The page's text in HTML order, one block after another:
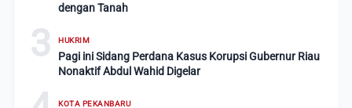
dengan Tanah
3 HUKRIM
Pagi ini Sidang Perdana Kasus Korupsi Gubernur Riau
Nonaktif Abdul Wahid Digelar
KOTA PEKANBARU